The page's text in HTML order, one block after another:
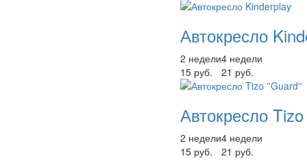
Автокресло
2 недели4 недели
15 руб.
21 руб.
Автокресло
2 недели4 недели
15 руб.
21 руб.